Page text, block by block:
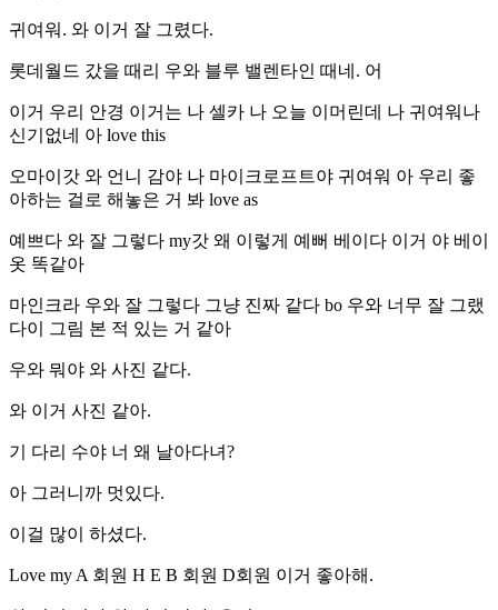
귀여워. 와 이거 잘 그렸다.
롯데월드 갔을 때리 우와 블루 밸렌타인 때네. 어
이거 우리 안경 이거는 나 셀카 나 오늘 이머린데 나 귀여워나
신기없네 아 love this
오마이갓 와 언니 감야 나 마이크로프트야 귀여워 아 우리 좋
아하는 걸로 해놓은 거 봐 love as
예쁘다 와 잘 그렇다 my갓 왜 이렇게 예뻐 베이다 이거 야 베이
옷 똑같아
마인크라 우와 잘 그렇다 그냥 진짜 같다 bo 우와 너무 잘 그랬
다이 그림 본 적 있는 거 같아
우와 뭐야 와 사진 같다.
와 이거 사진 같아.
기 다리 수야 너 왜 날아다녀?
아 그러니까 멋있다.
이걸 많이 하셨다.
Love my A 회원 H E B 회원 D회원 이거 좋아해.